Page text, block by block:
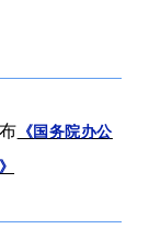
《国务院办公